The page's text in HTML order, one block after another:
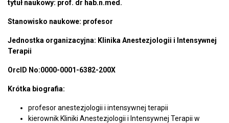
tytuł naukowy: prof. dr hab.n.med.
Stanowisko naukowe: profesor
Jednostka organizacyjna: Klinika Anestezjologii i Intensywnej
Terapii
OrcID No:0000-0001-6382-200X
Krótka biografia:
profesor anestezjologii i intensywnej terapii
kierownik Kliniki Anestezjologii i Intensywnej Terapii w